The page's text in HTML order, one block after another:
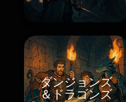
ダンジョンズ
＆ドラゴンズ